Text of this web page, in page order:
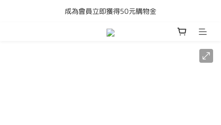
購買任何產品即享全港免運費
成為會員立即獲得50元購物金
購買任何產品即享全港免運費